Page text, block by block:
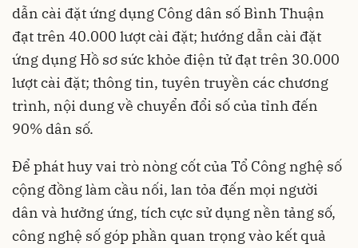
dẫn cài đặt ứng dụng Công dân số Bình Thuận
đạt trên 40.000 lượt cài đặt; hướng dẫn cài đặt
ứng dụng Hồ sơ sức khỏe điện tử đạt trên 30.000
lượt cài đặt; thông tin, tuyên truyền các chương
trình, nội dung về chuyển đổi số của tỉnh đến
90% dân số.
Để phát huy vai trò nòng cốt của Tổ Công nghệ số
cộng đồng làm cầu nối, lan tỏa đến mọi người
dân và hưởng ứng, tích cực sử dụng nền tảng số,
công nghệ số góp phần quan trọng vào kết quả